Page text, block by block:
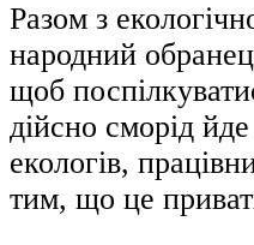
Разом з
народний
щоб
дійсно сморід
екологів,
тим, що це